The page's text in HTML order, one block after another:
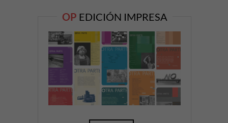
OP EDICIÓN IMPRESA